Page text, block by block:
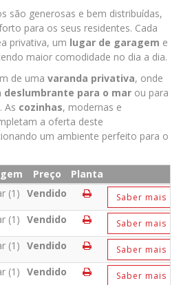
são generosas e bem distribuídas,
para os seus residentes. Cada
privativa, um lugar de garagem e
maior comodidade no dia a dia.
de uma varanda privativa, onde
deslumbrante para o mar ou para
. As cozinhas, modernas e
a oferta deste
um ambiente perfeito para o
Preço
Planta
(1) Vendido Saber mais
(1) Vendido Saber mais
(1) Vendido Saber mais
(1) Vendido Saber mais